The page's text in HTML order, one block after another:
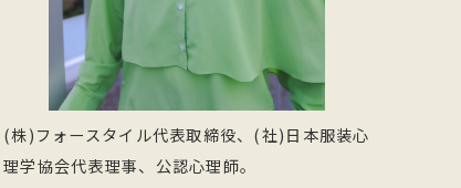
(株)フォースタイル代表取締役、(社)日本服装心
理学協会代表理事、公認心理師。